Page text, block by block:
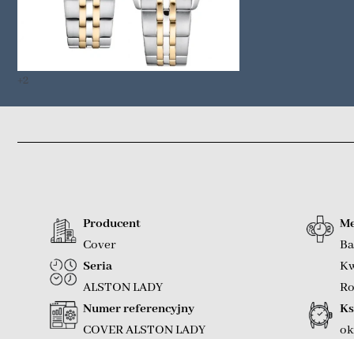
+2
Producent
Cover
Seria
ALSTON LADY
Numer referencyjny
COVER ALSTON LADY